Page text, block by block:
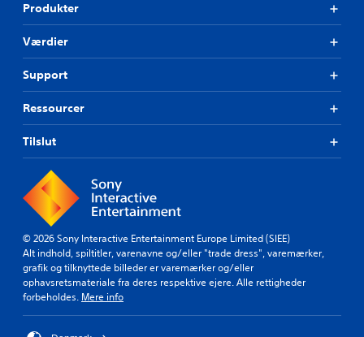
Produkter
Værdier
Support
Ressourcer
Tilslut
© 2026 Sony Interactive Entertainment Europe Limited (SIEE)
Alt indhold, spiltitler, varenavne og/eller "trade dress", varemærker,
grafik og tilknyttede billeder er varemærker og/eller
ophavsretsmateriale fra deres respektive ejere. Alle rettigheder
forbeholdes. Mere info